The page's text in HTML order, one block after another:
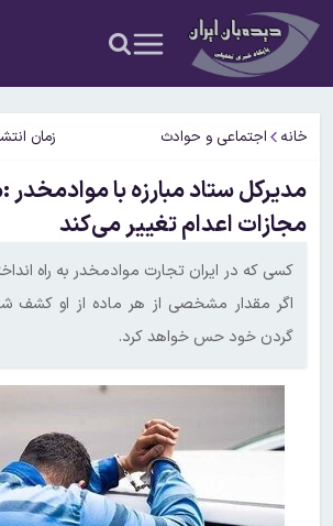
خانه اجتماعی و حوادث زمان
مدیرکل ستاد مبارزه با
مجازات اعدام تغییر می‌کند
کسی که در ایران تجارت موادمخدر به راه
اگر مقدار مشخصی از هر ماده از او کشف
گردن خود حس خواهد کرد.